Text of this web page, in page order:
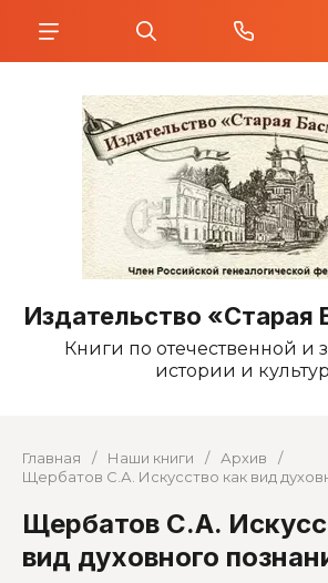
Издательство «Старая
Книги по отечественной и
истории и
Главная / Наши книги / Архив
/
Щербатов С.А. Искусство как вид
Щербатов С.А.
вид духовного